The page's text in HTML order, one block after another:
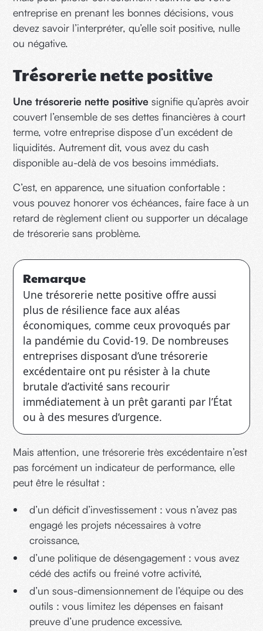
entreprise en prenant les bonnes décisions, vous
devez savoir l’interpréter, qu’elle soit positive, nulle
ou négative.
Trésorerie nette positive
Une trésorerie nette positive signifie qu’après avoir
couvert l’ensemble de ses dettes financières à court
terme, votre entreprise dispose d’un excédent de
liquidités. Autrement dit, vous avez du cash
disponible au-delà de vos besoins immédiats.
C’est, en apparence, une situation confortable :
vous pouvez honorer vos échéances, faire face à un
retard de règlement client ou supporter un décalage
de trésorerie sans problème.
Remarque
Une trésorerie nette positive offre aussi
plus de résilience face aux aléas
économiques, comme ceux provoqués par
la pandémie du Covid-19. De nombreuses
entreprises disposant d’une trésorerie
excédentaire ont pu résister à la chute
brutale d’activité sans recourir
immédiatement à un prêt garanti par l’État
ou à des mesures d’urgence.
Mais attention, une trésorerie très excédentaire n’est
pas forcément un indicateur de performance, elle
peut être le résultat :
d’un déficit d’investissement : vous n’avez pas
engagé les projets nécessaires à votre
croissance,
d’une politique de désengagement : vous avez
cédé des actifs ou freiné votre activité,
d’un sous-dimensionnement de l’équipe ou des
outils : vous limitez les dépenses en faisant
preuve d’une prudence excessive.